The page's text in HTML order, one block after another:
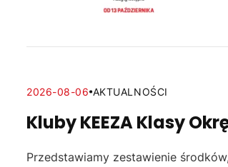
2026-08-06 AKTUALNOŚCI
Kluby KEEZA Klasy
Przedstawiamy zestawienie